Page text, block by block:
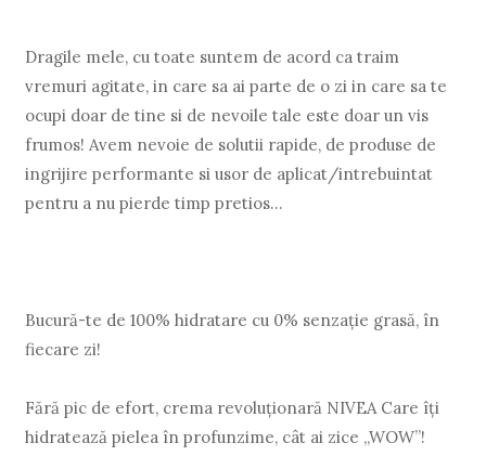
Dragile mele, cu toate suntem de acord ca traim
vremuri agitate, in care sa ai parte de o zi in care sa te
ocupi doar de tine si de nevoile tale este doar un vis
frumos! Avem nevoie de solutii rapide, de produse de
ingrijire performante si usor de aplicat/intrebuintat
pentru a nu pierde timp pretios...
Bucură-te de 100% hidratare cu 0% senzaţie grasă, în
fiecare zi!
Fără pic de efort, crema revoluţionară NIVEA Care îţi
hidratează pielea în profunzime, cât ai zice „WOW”!